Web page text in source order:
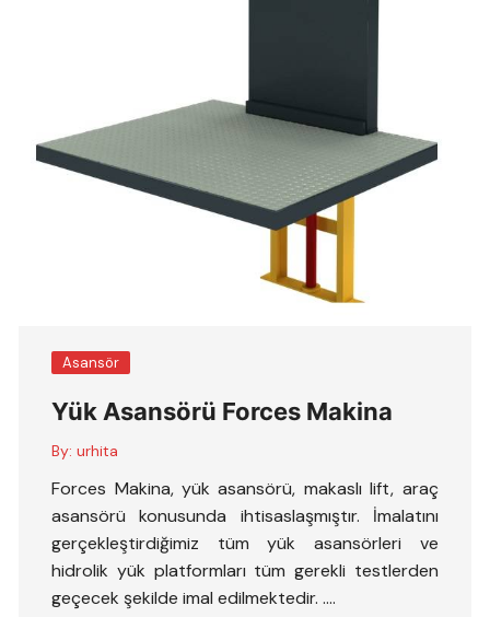
Asansör
Yük Asansörü Forces Makina
By: urhita
Forces Makina, yük asansörü, makaslı lift, araç
asansörü konusunda ihtisaslaşmıştır. İmalatını
gerçekleştirdiğimiz tüm yük asansörleri ve
hidrolik yük platformları tüm gerekli testlerden
geçecek şekilde imal edilmektedir. ….